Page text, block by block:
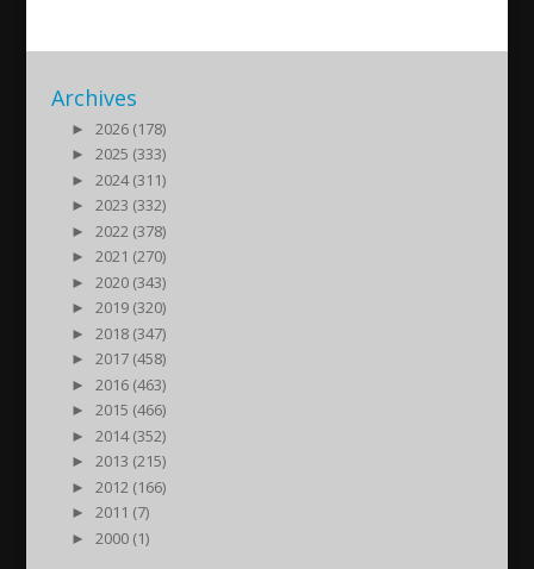
Archives
►
2026 (178)
►
2025 (333)
►
2024 (311)
►
2023 (332)
►
2022 (378)
►
2021 (270)
►
2020 (343)
►
2019 (320)
►
2018 (347)
►
2017 (458)
►
2016 (463)
►
2015 (466)
►
2014 (352)
►
2013 (215)
►
2012 (166)
►
2011 (7)
►
2000 (1)